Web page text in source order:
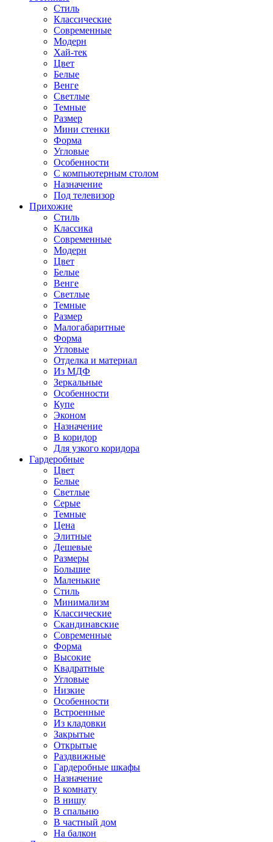
Стиль
Классические
Современные
Модерн
Хай-тек
Цвет
Белые
Венге
Светлые
Темные
Размер
Мини стенки
Форма
Угловые
Особенности
С компьютерным столом
Назначение
Под телевизор
Прихожие
Стиль
Классика
Современные
Модерн
Цвет
Белые
Венге
Светлые
Темные
Размер
Малогабаритные
Форма
Угловые
Отделка и материал
Из МДФ
Зеркальные
Особенности
Купе
Эконом
Назначение
В коридор
Для узкого коридора
Гардеробные
Цвет
Белые
Светлые
Серые
Темные
Цена
Элитные
Дешевые
Размеры
Большие
Маленькие
Стиль
Минимализм
Классические
Скандинавские
Современные
Форма
Высокие
Квадратные
Угловые
Низкие
Особенности
Встроенные
Из кладовки
Закрытые
Открытые
Раздвижные
Гардеробные шкафы
Назначение
В комнату
В нишу
В спальню
В частный дом
На балкон